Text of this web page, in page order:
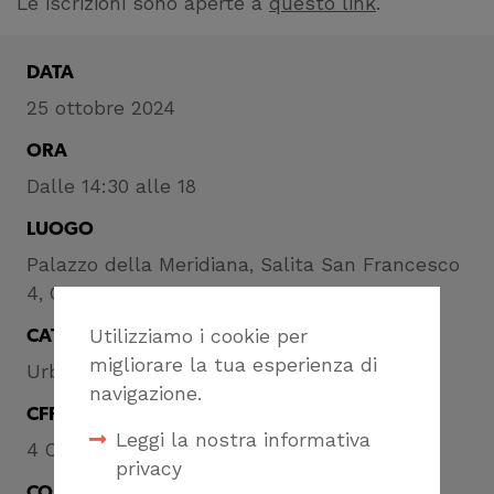
Utilizziamo i cookie per
migliorare la tua esperienza di
navigazione.
Leggi la nostra informativa
privacy
DATA
25 ottobre 2024
ORA
Dalle 14:30 alle 18
LUOGO
Palazzo della Meridiana, Salita San Francesco
4, Genova
CATEGORIA
Urbanistica
CFP
4 CFP